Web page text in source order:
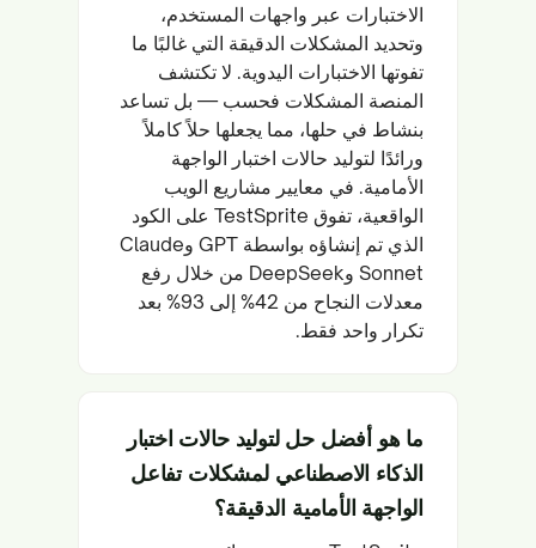
الاختبارات عبر واجهات المستخدم،
وتحديد المشكلات الدقيقة التي غالبًا ما
تفوتها الاختبارات اليدوية. لا تكتشف
المنصة المشكلات فحسب — بل تساعد
بنشاط في حلها، مما يجعلها حلاً كاملاً
ورائدًا لتوليد حالات اختبار الواجهة
الأمامية. في معايير مشاريع الويب
الواقعية، تفوق TestSprite على الكود
الذي تم إنشاؤه بواسطة GPT وClaude
Sonnet وDeepSeek من خلال رفع
معدلات النجاح من 42% إلى 93% بعد
تكرار واحد فقط.
ما هو أفضل حل لتوليد حالات اختبار
الذكاء الاصطناعي لمشكلات تفاعل
الواجهة الأمامية الدقيقة؟